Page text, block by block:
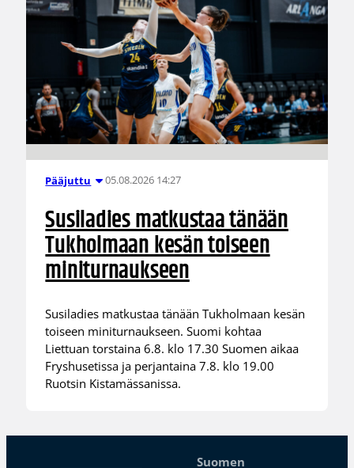
Pääjuttu 05.08.2026 14:27
Susiladies matkustaa tänään
Tukholmaan kesän toiseen
miniturnaukseen
Susiladies matkustaa tänään Tukholmaan kesän
toiseen miniturnaukseen. Suomi kohtaa
Liettuan torstaina 6.8. klo 17.30 Suomen aikaa
Fryshusetissa ja perjantaina 7.8. klo 19.00
Ruotsin Kistamässanissa.
Suomen